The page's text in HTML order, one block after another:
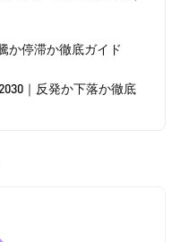
か停滞か徹底ガイド
｜反発か下落か徹底